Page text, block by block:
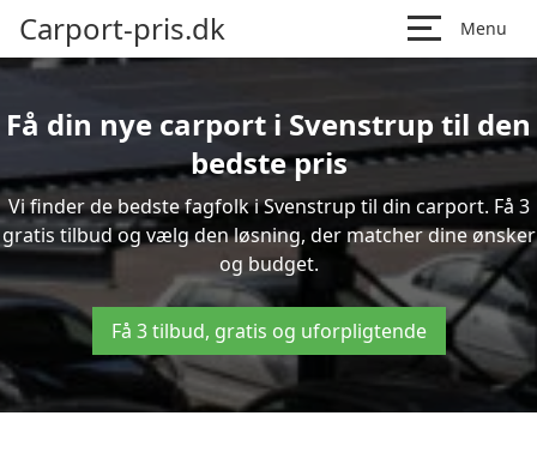
Carport-pris.dk Menu
Få din nye carport i Svenstrup til den
bedste pris
Vi finder de bedste fagfolk i Svenstrup til din carport. Få 3
gratis tilbud og vælg den løsning, der matcher dine ønsker
og budget.
Få 3 tilbud, gratis og uforpligtende